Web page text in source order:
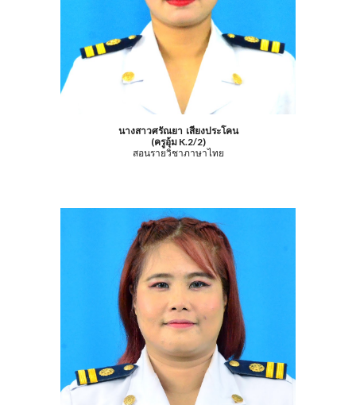
นางสาวศรัณยา เสียงประโคน
(ครูอุ้ม K.2/2)
สอนรายวิชาภาษาไทย